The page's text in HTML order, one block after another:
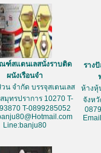
ฑ์สแตนเลสนั่งราบติด
ผนังเรือนจำ
น จำกัด บรรจุสเตนเลส
มุทรปราการ 10270 T-
T-0899285052
Line:banju80
ราง
ห้างหุ้
จังห